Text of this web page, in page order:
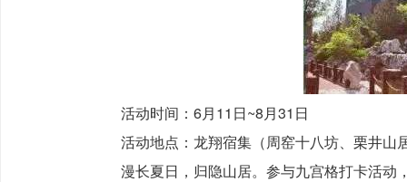
活动时间：6月11日~8月31日
活动地点：龙翔宿集（周窑十八坊、栗井山
漫长夏日，归隐山居。参与九宫格打卡活动